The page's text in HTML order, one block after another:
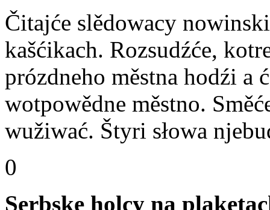
Čitajće slědowacy
kašćikach. Rozsudźće,
prózdneho městna hodźi a
wotpowědne městno.
wužiwać. Štyri słowa
0
Serbske holcy na